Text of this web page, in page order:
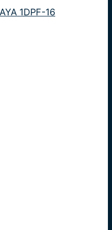
1DPF-16